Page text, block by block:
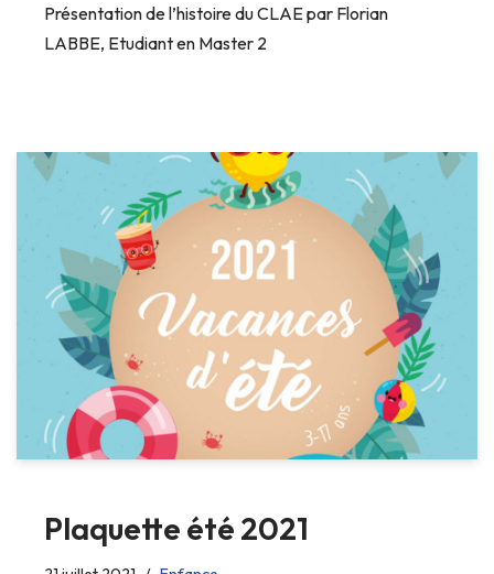
Présentation de l’histoire du CLAE par Florian
LABBE, Etudiant en Master 2
Plaquette été 2021